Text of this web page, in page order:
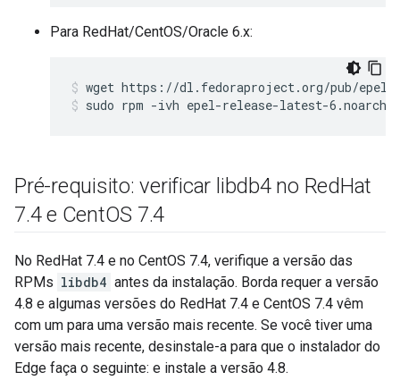
Para RedHat/CentOS/Oracle 6.x:
sudo rpm -ivh epel-release-latest-
Pré-requisito: verificar libdb4 no RedHat
7.4 e CentOS 7.4
No RedHat 7.4 e no CentOS 7.4, verifique a versão das
RPMs libdb4 antes da instalação. Borda requer a versão
4.8 e algumas versões do RedHat 7.4 e CentOS 7.4 vêm
com um para uma versão mais recente. Se você tiver uma
versão mais recente, desinstale-a para que o instalador do
Edge faça o seguinte: e instale a versão 4.8.